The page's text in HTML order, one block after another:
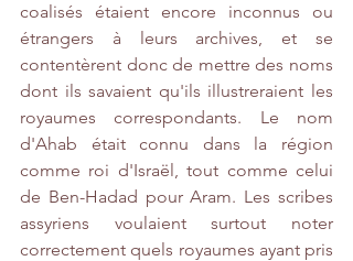
coalisés étaient encore inconnus ou
étrangers à leurs archives, et se
contentèrent donc de mettre des noms
dont ils savaient qu'ils illustreraient les
royaumes correspondants. Le nom
d'Ahab était connu dans la région
comme roi d'Israël, tout comme celui
de Ben-Hadad pour Aram. Les scribes
assyriens voulaient surtout noter
correctement quels royaumes ayant pris